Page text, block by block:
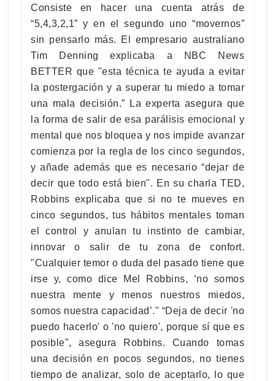
Consiste en hacer una cuenta atrás de
“5,4,3,2,1” y en el segundo uno “movernos”
sin pensarlo más. El empresario australiano
Tim Denning explicaba a NBC News
BETTER que "esta técnica te ayuda a evitar
la postergación y a superar tu miedo a tomar
una mala decisión.” La experta asegura que
la forma de salir de esa parálisis emocional y
mental que nos bloquea y nos impide avanzar
comienza por la regla de los cinco segundos,
y añade además que es necesario “dejar de
decir que todo está bien". En su charla TED,
Robbins explicaba que si no te mueves en
cinco segundos, tus hábitos mentales toman
el control y anulan tu instinto de cambiar,
innovar o salir de tu zona de confort.
"Cualquier temor o duda del pasado tiene que
irse y, como dice Mel Robbins, ‘no somos
nuestra mente y menos nuestros miedos,
somos nuestra capacidad’." “Deja de decir 'no
puedo hacerlo' o 'no quiero', porque sí que es
posible", asegura Robbins. Cuando tomas
una decisión en pocos segundos, no tienes
tiempo de analizar, solo de aceptarlo, lo que